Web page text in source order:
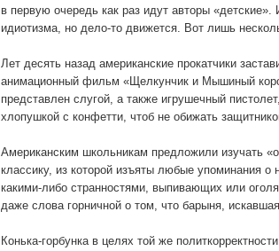
в первую очередь как раз идут авторы
идиотизма, но дело-то движется. Вот лишь
Лет десять назад американские прокатчики
анимационный фильм «Щелкунчик и Мышиный
представлен слугой, а также игрушечный
хлопушкой с конфетти, чтоб не обижать
Американским школьникам предложили изучать
классику, из которой изъяты любые упоминания о
какими-либо странностями, выпивающих или
даже слова горничной о том, что барыня,
Конька-горбунка в целях той же